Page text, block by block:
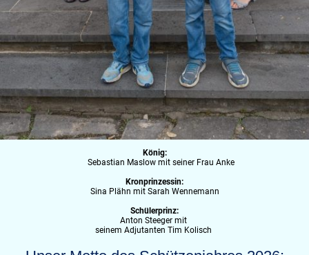
König:
Sebastian Maslow mit seiner Frau Anke
Kronprinzessin:
Sina Plähn mit Sarah Wennemann
Schülerprinz:
Anton Steeger mit
seinem Adjutanten Tim Kolisch